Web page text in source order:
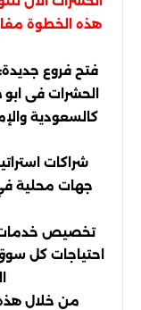
هذه الخطوة
فتح فروع
الحشرات فى
كالسعودية
شراكات
جهات محلية
تخصيص خدمات:
احتياجات كل
من خلال هذه